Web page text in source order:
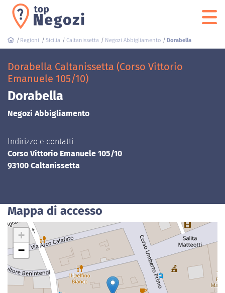
Regioni Sicilia Caltanissetta Negozi Abbigliamento Dorabella
Dorabella Caltanissetta (Corso Vittorio
Emanuele 105/10)
Dorabella
Negozi Abbigliamento
Indirizzo e contatti
Corso Vittorio Emanuele 105/10
93100 Caltanissetta
Mappa di accesso
+
−